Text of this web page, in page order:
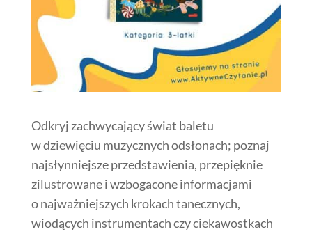
Odkryj zachwycający świat baletu
w dziewięciu muzycznych odsłonach; poznaj
najsłynniejsze przedstawienia, przepięknie
zilustrowane i wzbogacone informacjami
o najważniejszych krokach tanecznych,
wiodących instrumentach czy ciekawostkach